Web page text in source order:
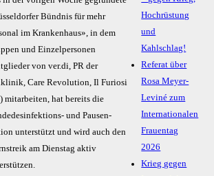
Bündnis für mehr
im Krankenhaus», in dem
und Einzelpersonen
von ver.di, PR der
Care Revolution, Il Furiosi
mitarbeiten, hat bereits die
und Pausen-
unterstützt und wird auch den
am Dienstag aktiv
Hochrüstung
und
Kahlschlag!
Referat über
Rosa Meyer-
Leviné zum
Internationalen
Frauentag
2026
Krieg gegen